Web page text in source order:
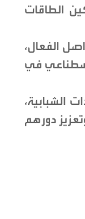
الطاقات
الفعال،
في
الشبابية،
دورهم